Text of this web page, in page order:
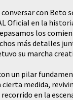
con Beto
Oficial en la
los
más detalles
su marcha
un pilar
cierta medida,
en la